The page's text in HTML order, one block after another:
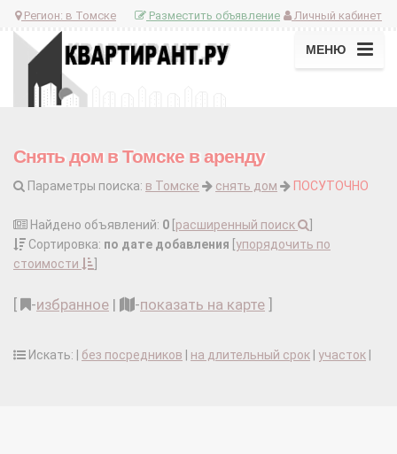
Регион: в Томске Личный кабинет
Разместить объявление
МЕНЮ
Снять дом в Томске в аренду
Параметры поиска: в Томске снять дом ПОСУТОЧНО
Найдено объявлений: 0 расширенный поиск
Сортировка: по дате добавления упорядочить по
стоимости
-избранное | -показать на карте
Искать: | без посредников на длительный срок участок